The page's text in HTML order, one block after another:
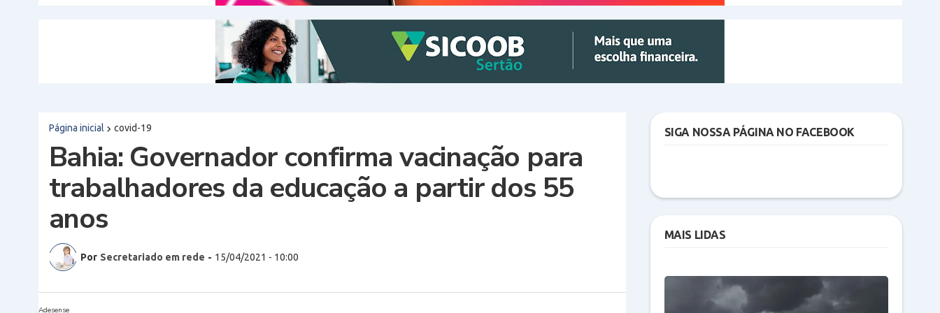
Página inicial covid-19
Bahia: Governador confirma vacinação para
trabalhadores da educação a partir dos 55
anos
Por Secretariado em rede - 15/04/2021 - 10:00
Adesense
SIGA NOSSA PÁGINA NO FACEBOOK
MAIS LIDAS